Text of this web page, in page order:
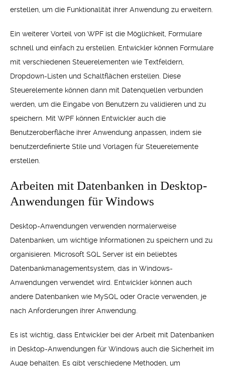
erstellen, um die Funktionalität ihrer Anwendung zu erweitern.
Ein weiterer Vorteil von WPF ist die Möglichkeit, Formulare
schnell und einfach zu erstellen. Entwickler können Formulare
mit verschiedenen Steuerelementen wie Textfeldern,
Dropdown-Listen und Schaltflächen erstellen. Diese
Steuerelemente können dann mit Datenquellen verbunden
werden, um die Eingabe von Benutzern zu validieren und zu
speichern. Mit WPF können Entwickler auch die
Benutzeroberfläche ihrer Anwendung anpassen, indem sie
benutzerdefinierte Stile und Vorlagen für Steuerelemente
erstellen.
Arbeiten mit Datenbanken in Desktop-
Anwendungen für Windows
Desktop-Anwendungen verwenden normalerweise
Datenbanken, um wichtige Informationen zu speichern und zu
organisieren. Microsoft SQL Server ist ein beliebtes
Datenbankmanagementsystem, das in Windows-
Anwendungen verwendet wird. Entwickler können auch
andere Datenbanken wie MySQL oder Oracle verwenden, je
nach Anforderungen ihrer Anwendung.
Es ist wichtig, dass Entwickler bei der Arbeit mit Datenbanken
in Desktop-Anwendungen für Windows auch die Sicherheit im
Auge behalten. Es gibt verschiedene Methoden, um